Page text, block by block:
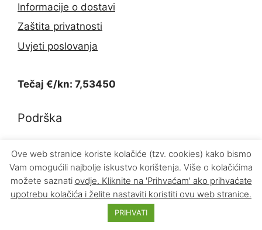
Informacije o dostavi
Zaštita privatnosti
Uvjeti poslovanja
Tečaj €/kn: 7,53450
Podrška
Kontakt
Povrat proizvoda
© 2026 INFOKOM d.o.o.
Ove web stranice koriste kolačiće (tzv. cookies) kako bismo
Vam omogućili najbolje iskustvo korištenja. Više o kolačićima
možete saznati ovdje. Kliknite na 'Prihvaćam' ako prihvaćate
upotrebu kolačića i želite nastaviti koristiti ovu web stranice.
PRIHVATI